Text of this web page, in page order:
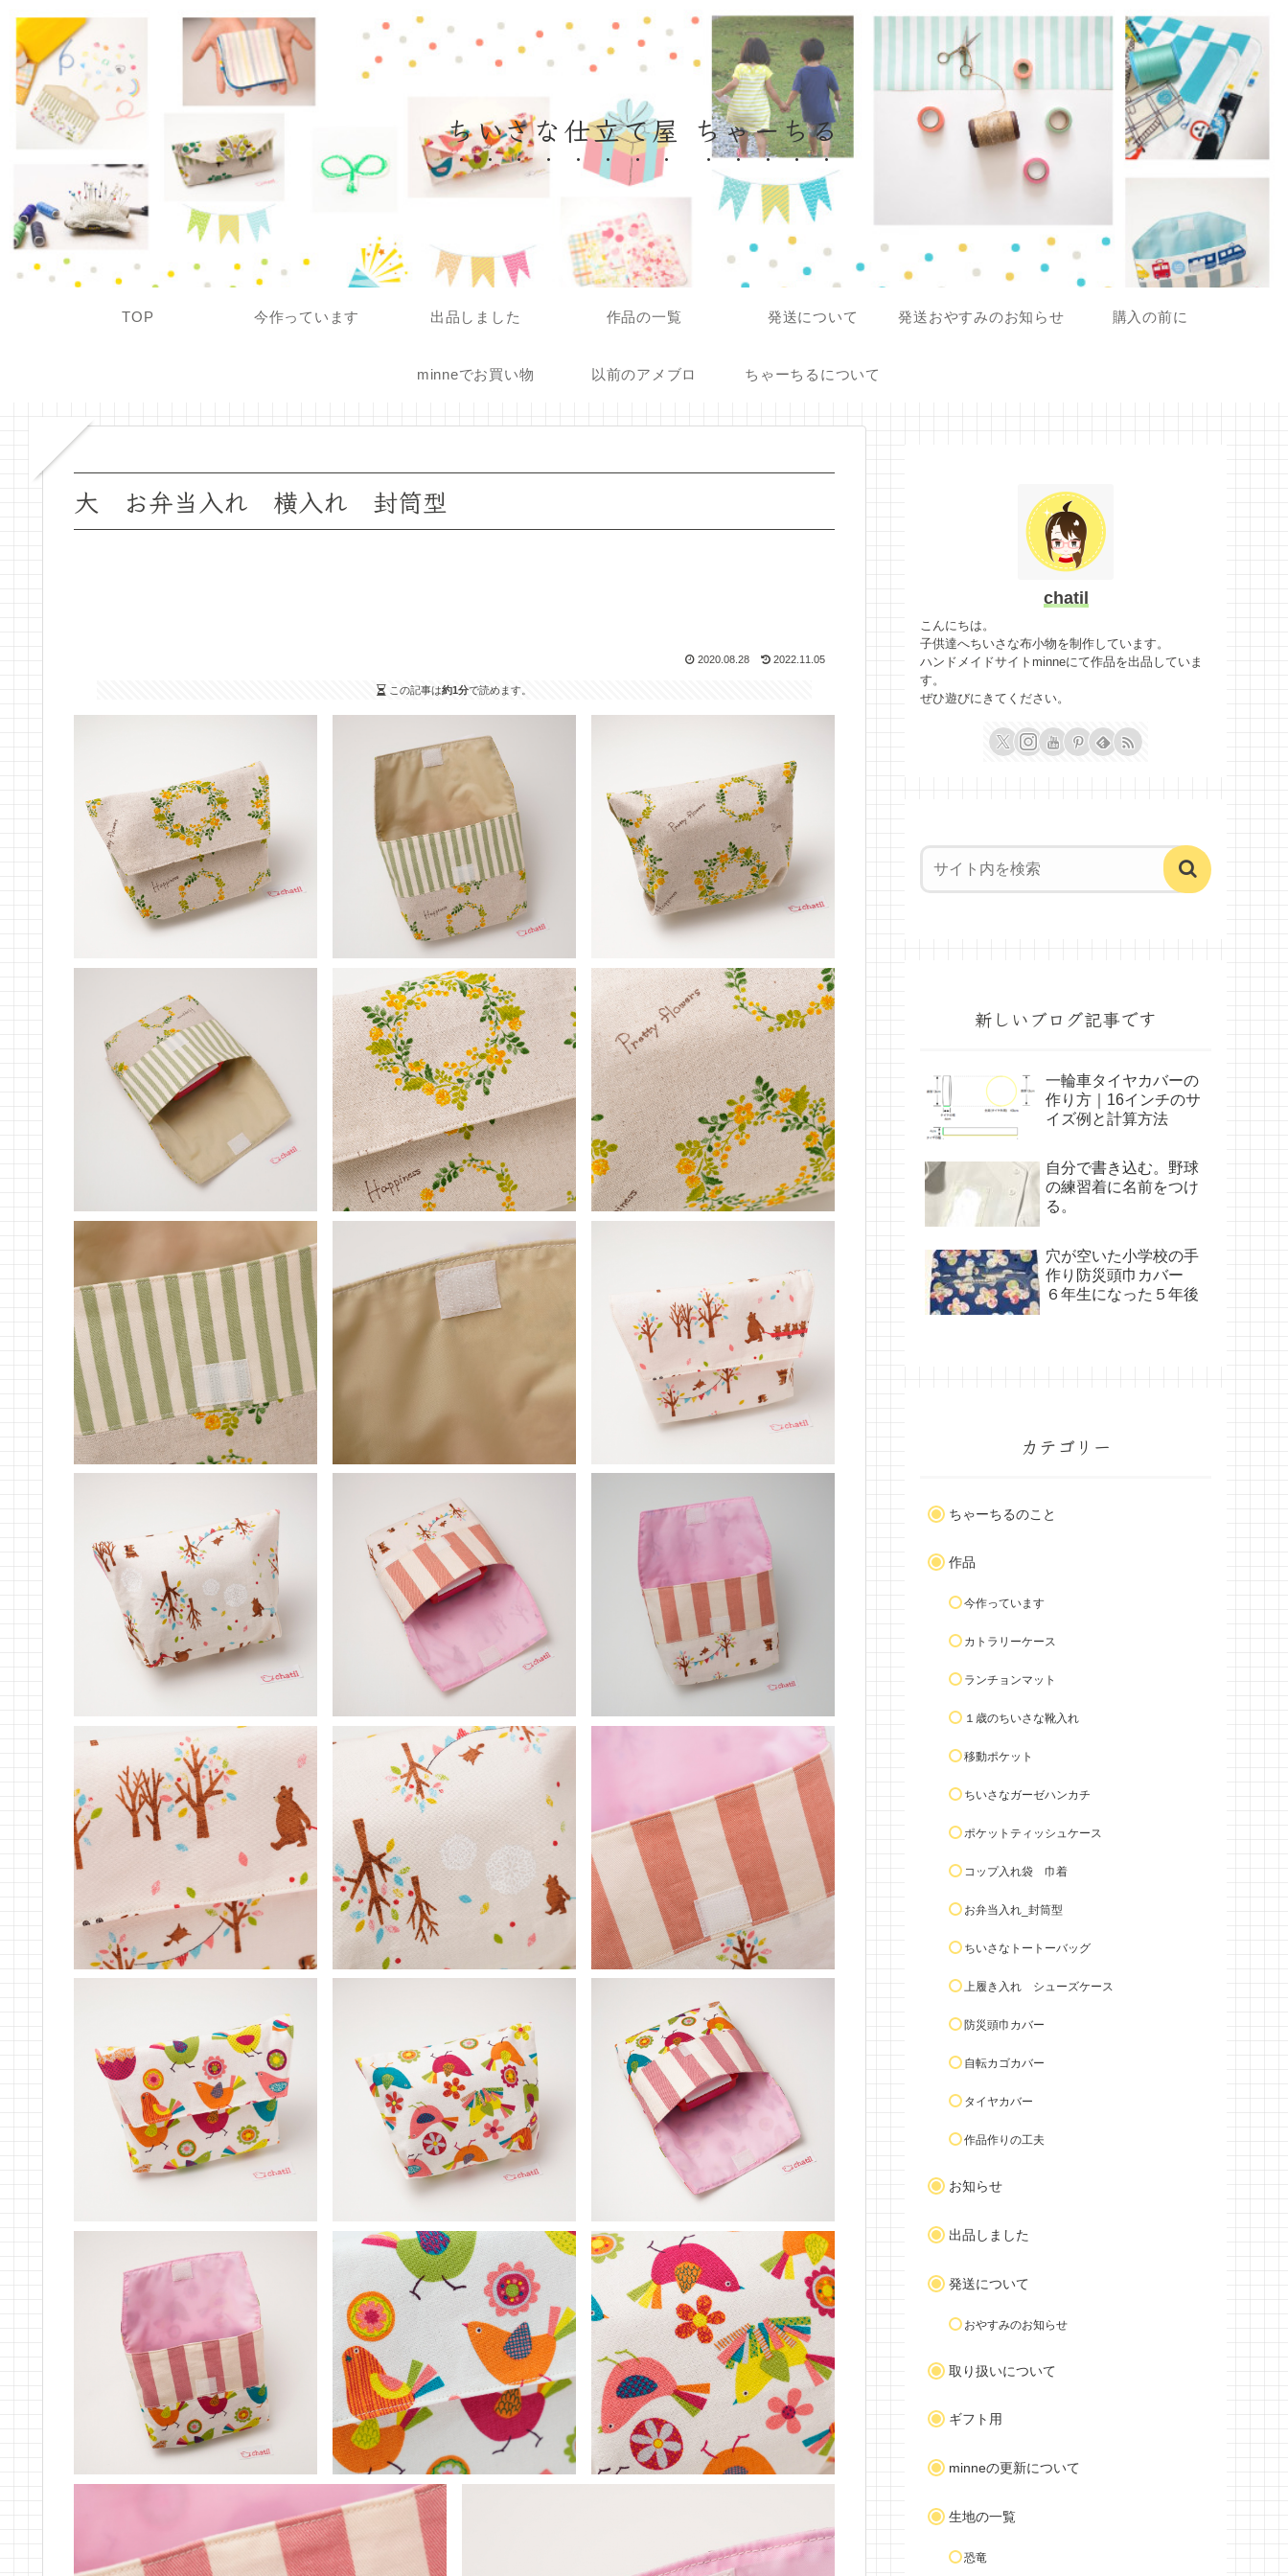
ちいさな仕立て屋 ちゃーちる
TOP 今作っています 出品しました 作品の一覧 発送について 発送おやすみのお知らせ 購入の前に
minneでお買い物 以前のアメブロ ちゃーちるについて
大 お弁当入れ 横入れ 封筒型
2020.08.28 2022.11.05
この記事は約1分で読めます。
chatil
こんにちは。
子供達へちいさな布小物を制作しています。
ハンドメイドサイトminneにて作品を出品していま
す。
ぜひ遊びにきてください。
新しいブログ記事です
一輪車タイヤカバーの
作り方｜16インチのサ
イズ例と計算方法
自分で書き込む。野球
の練習着に名前をつけ
る。
穴が空いた小学校の手
作り防災頭巾カバー
６年生になった５年後
カテゴリー
ちゃーちるのこと
作品
今作っています
カトラリーケース
ランチョンマット
１歳のちいさな靴入れ
移動ポケット
ちいさなガーゼハンカチ
ポケットティッシュケース
コップ入れ袋 巾着
お弁当入れ_封筒型
ちいさなトートーバッグ
上履き入れ シューズケース
防災頭巾カバー
自転カゴカバー
タイヤカバー
作品作りの工夫
お知らせ
出品しました
発送について
おやすみのお知らせ
取り扱いについて
ギフト用
minneの更新について
生地の一覧
恐竜